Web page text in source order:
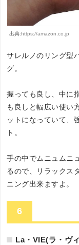
出典:https://amazon.co.jp
サレルノのリング型
グ。
握っても良し、中に
も良しと幅広い使い
ットになっていて、
ト。
手の中でムニュムニ
るので、リラックス
ニング出来ますよ。
6
La・VIE(ラ・ヴ